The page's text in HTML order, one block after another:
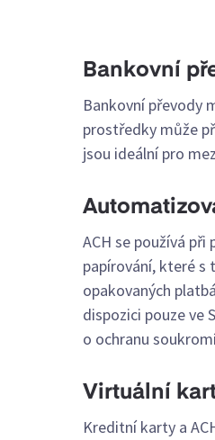
Bankovní
Bankovní převody
prostředky může
jsou ideální pro
ACH se používá
papírování, které s
opakovaných
dispozici pouze ve
o ochranu
Virtuální
Kreditní karty a